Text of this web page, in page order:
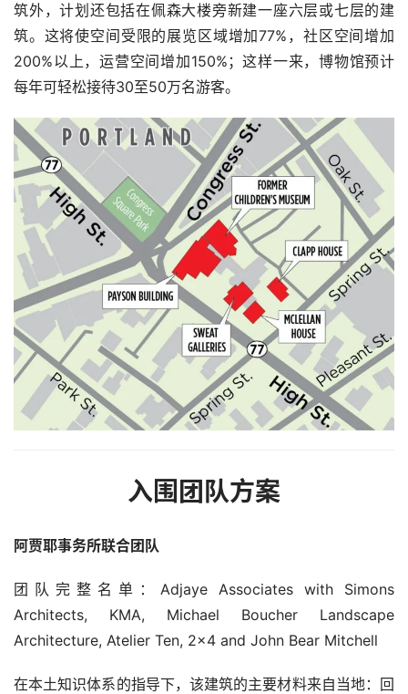
筑外，计划还包括在佩森大楼旁新建一座六层或七层的建
筑。这将使空间受限的展览区域增加77%，社区空间增加
200%以上，运营空间增加150%；这样一来，博物馆预计
每年可轻松接待30至50万名游客。
入围团队方案
阿贾耶事务所联合团队
团队完整名单：Adjaye Associates with Simons
Architects, KMA, Michael Boucher Landscape
Architecture, Atelier Ten, 2×4 and John Bear Mitchell
在本土知识体系的指导下，该建筑的主要材料来自当地：回